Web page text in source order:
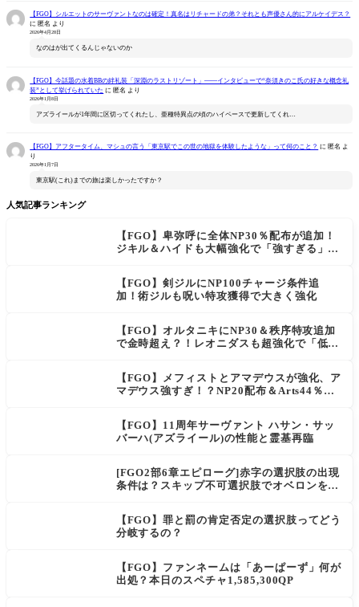
【FGO】シルエットのサーヴァントなのは確定！真名はリチャードの弟？それとも声優さん的にアルケイデス？
に 匿名 より
2026年4月28日
なのはが出てくるんじゃないのか
【FGO】今話題の水着BBの絆礼装「深淵のラストリゾート」――インタビューで“奈須きのこ氏の好きな概念礼
装”として挙げられていた に匿名 より
2026年1月8日
アズライールが1年間に区切ってくれたし、亜種特異点の頃のハイペースで更新してくれ…
【FGO】アフタータイム、マシュの言う「東京駅でこの世の地獄を体験したような」って何のこと？ に 匿名 よ
り
2026年1月7日
東京駅(これ)までの旅は楽しかったですか？
人気記事ランキング
【FGO】卑弥呼に全体NP30％配布が追加！
ジキル＆ハイドも大幅強化で「強すぎる」の
【FGO】剣ジルにNP100チャージ条件追
加！術ジルも呪い特攻獲得で大きく強化
【FGO】オルタニキにNP30＆秩序特攻追加
で金時超え？！レオニダスも超強化で「低レ
【FGO】メフィストとアマデウスが強化、ア
マデウス強すぎ！？NP20配布＆Arts44％強
【FGO】11周年サーヴァント ハサン・サッ
バーハ(アズライール)の性能と霊基再臨
[FGO2部6章エピローグ]赤字の選択肢の出現
条件は？スキップ不可選択肢でオベロンを疑
【FGO】罪と罰の肯定否定の選択肢ってどう
分岐するの？
【FGO】ファンネームは「あーぱーず」何が
出処？本日のスペチャ1,585,300QP